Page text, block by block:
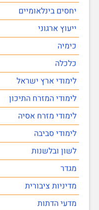
יחסים בינלאומיים
ייעוץ ארגוני
כימיה
כלכלה
לימודי ארץ ישראל
לימודי המזרח התיכון
לימודי מזרח אסיה
לימודי סביבה
לשון ובלשנות
מגדר
מדיניות ציבורית
מדעי הדתות